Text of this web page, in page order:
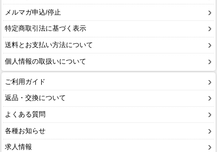
メルマガ申込/停止
特定商取引法に基づく表示
送料とお支払い方法について
個人情報の取扱いについて
ご利用ガイド
返品・交換について
よくある質問
各種お知らせ
求人情報